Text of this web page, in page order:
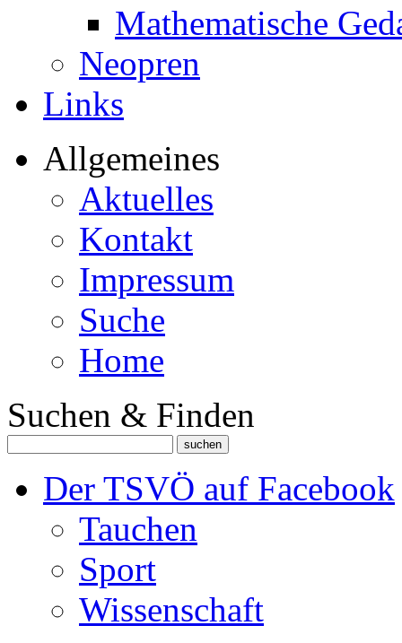
Mathematische
Neopren
Links
Allgemeines
Aktuelles
Kontakt
Impressum
Suche
Home
Suchen & Finden
Der TSVÖ auf Facebook
Tauchen
Sport
Wissenschaft